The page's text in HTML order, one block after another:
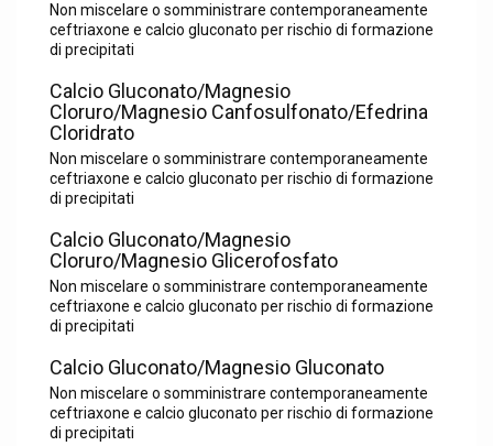
Non miscelare o somministrare contemporaneamente
ceftriaxone e calcio gluconato per rischio di formazione
di precipitati
Calcio Gluconato/Magnesio
Cloruro/Magnesio Canfosulfonato/Efedrina
Cloridrato
Non miscelare o somministrare contemporaneamente
ceftriaxone e calcio gluconato per rischio di formazione
di precipitati
Calcio Gluconato/Magnesio
Cloruro/Magnesio Glicerofosfato
Non miscelare o somministrare contemporaneamente
ceftriaxone e calcio gluconato per rischio di formazione
di precipitati
Calcio Gluconato/Magnesio Gluconato
Non miscelare o somministrare contemporaneamente
ceftriaxone e calcio gluconato per rischio di formazione
di precipitati